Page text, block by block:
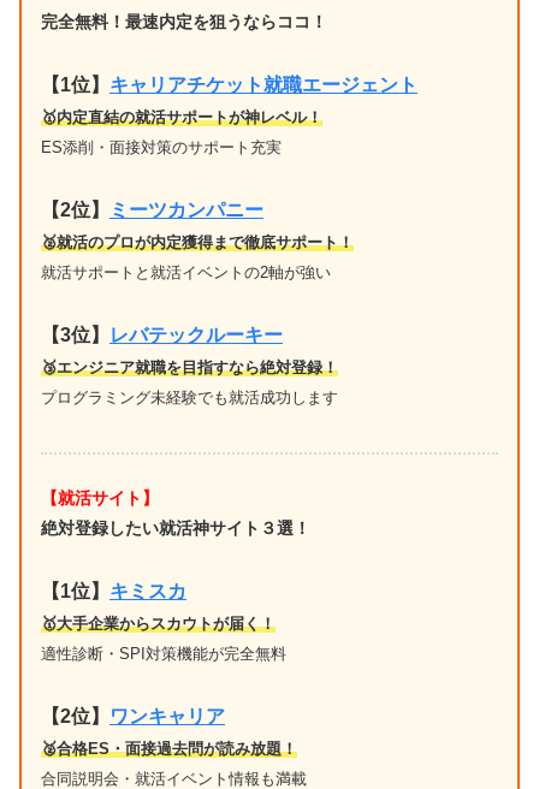
完全無料！最速内定を狙うならココ！
【1位】 キャリアチケット就職エージェント
🥇内定直結の就活サポートが神レベル！
ES添削・面接対策のサポート充実
【2位】 ミーツカンパニー
🥈就活のプロが内定獲得まで徹底サポート！
就活サポートと就活イベントの2軸が強い
【3位】 レバテックルーキー
🥉エンジニア就職を目指すなら絶対登録！
プログラミング未経験でも就活成功します
【就活サイト】
絶対登録したい就活神サイト３選！
【1位】 キミスカ
🥇大手企業からスカウトが届く！
適性診断・SPI対策機能が完全無料
【2位】 ワンキャリア
🥈合格ES・面接過去問が読み放題！
合同説明会・就活イベント情報も満載